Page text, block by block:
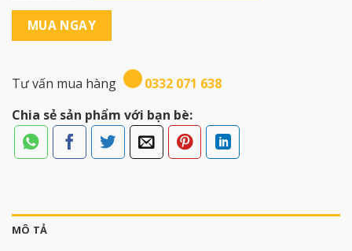
MUA NGAY
Tư vấn mua hàng
0332 071 638
Chia sẻ sản phẩm với bạn bè:
MÔ TẢ